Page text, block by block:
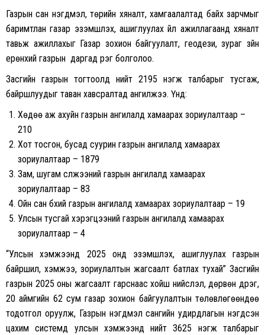
Газрын сан нэгдмэл, төрийн хяналт, хамгаалалтад байх зарчмыг
баримтлан газар эзэмшүүлэх, ашиглуулах үйл ажиллагаанд хяналт
тавьж ажиллахыг Газар зохион байгуулалт, геодези, зураг зүйн
ерөнхий газрын даргад үүрэг болголоо.
Засгийн газрын тогтоолд нийт 2195 нэгж талбарыг тусгаж,
байршлуудыг таван хавсралтад ангилжээ. Үүнд:
Хөдөө аж ахуйн газрын ангилалд хамаарах зориулалтаар –
210
Хот тосгон, бусад суурин газрын ангилалд хамаарах
зориулалтаар – 1879
Зам, шугам сүлжээний газрын ангилалд хамаарах
зориулалтаар – 83
Ойн сан бүхий газрын ангилалд хамаарах зориулалтаар – 19
Улсын тусгай хэрэгцээний газрын ангилалд хамаарах
зориулалтаар – 4
“Улсын хэмжээнд 2025 онд эзэмшүүлэх, ашиглуулах газрын
байршил, хэмжээ, зориулалтын жагсаалт батлах тухай” Засгийн
газрын 2025 оны жагсаалт гарснаас хойш нийслэл, дөрвөн дүүрэг,
20 аймгийн 62 сум газар зохион байгуулалтын төлөвлөгөөндөө
тодотгол оруулж, Газрын нэгдмэл сангийн удирдлагын нэгдсэн
цахим системд улсын хэмжээнд нийт 3625 нэгж талбарыг